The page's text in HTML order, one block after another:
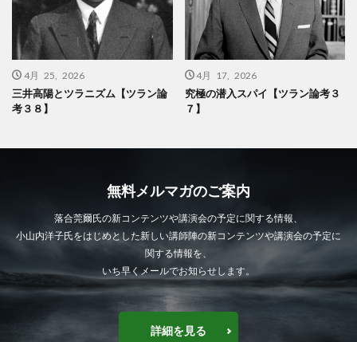
4月 25, 2026
三井高陽とツラニズム【ツラン論
考３８】
4月 17, 2026
究極の潜入スパイ【ツラン論考３
７】
無料メルマガのご案内
落合莞爾氏の新コンテンツや講演会の予定に関する情報、
小山内洋子氏をはじめとした新しい講師陣の新コンテンツや講演会の予定に
関する情報を、
いち早くメールでお知らせします。
詳細を見る